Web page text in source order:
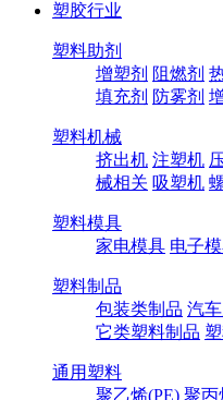
塑胶行业
塑料助剂
增塑剂 阻燃剂
填充剂 防雾剂
塑料机械
挤出机 注塑机
械相关 吸塑机
塑料模具
家电模具 电子
塑料制品
包装类制品 汽
它类塑料制品
通用塑料
聚乙烯(PE) 聚丙